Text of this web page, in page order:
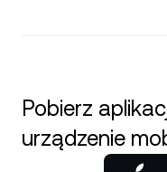
Pobierz
urządzenie